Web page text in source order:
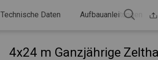
Technische Daten Aufbauanleitungen
4x24 m Ganzjährige